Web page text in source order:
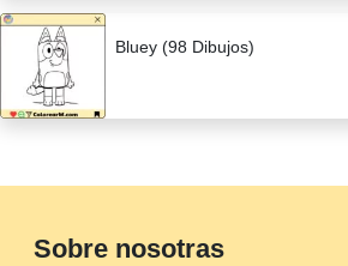
Bluey (98 Dibujos)
Sobre nosotras